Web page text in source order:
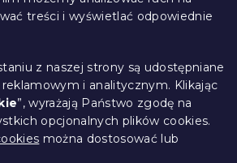
treści i wyświetlać odpowiednie
z naszej strony są udostępniane
i analitycznym. Klikając
”, wyrażają Państwo zgodę na
opcjonalnych plików cookies.
można dostosować lub